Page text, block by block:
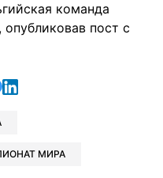
команда
пост с
в Facebook
в Xв Viber
в Whatsapp
отправить в Messenger
отправить в LinkedIn
МИРА